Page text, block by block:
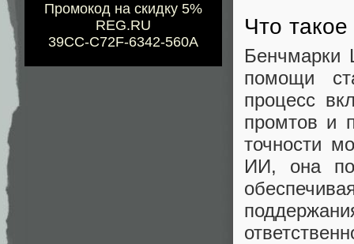
Промокод на скидку 5%
REG.RU
39CC-C72F-6342-560A
Что
Бенчмарки
помощи
процесс
промтов и
точности
ИИ, она